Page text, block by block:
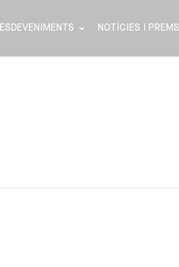
ESDEVENIMENTS NOTÍCIES I